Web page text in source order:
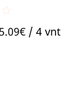
priemonių.
€Current
/ 4 vnt